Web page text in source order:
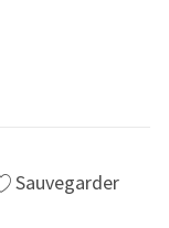
Sauvegarder